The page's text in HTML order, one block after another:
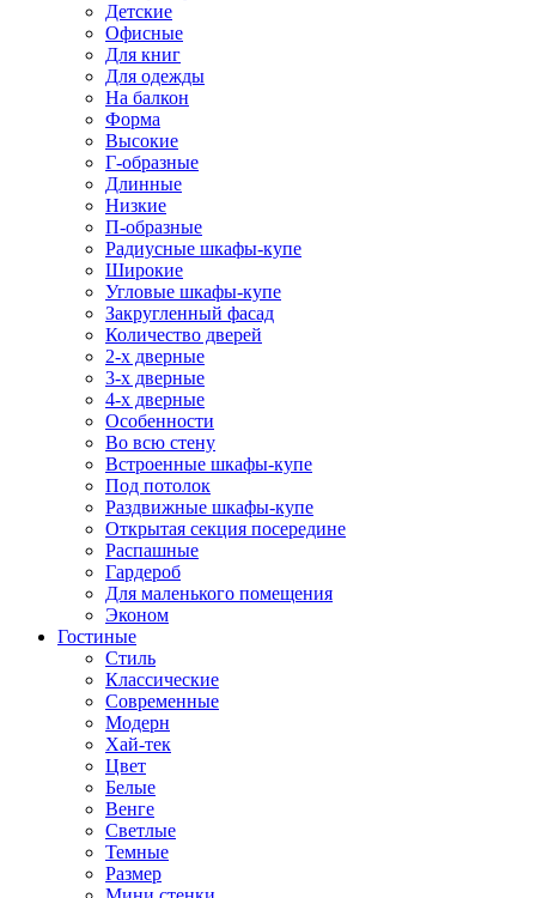
Детские
Офисные
Для книг
Для одежды
На балкон
Форма
Высокие
Г-образные
Длинные
Низкие
П-образные
Радиусные шкафы-купе
Широкие
Угловые шкафы-купе
Закругленный фасад
Количество дверей
2-х дверные
3-х дверные
4-х дверные
Особенности
Во всю стену
Встроенные шкафы-купе
Под потолок
Раздвижные шкафы-купе
Открытая секция посередине
Распашные
Гардероб
Для маленького помещения
Эконом
Гостиные
Стиль
Классические
Современные
Модерн
Хай-тек
Цвет
Белые
Венге
Светлые
Темные
Размер